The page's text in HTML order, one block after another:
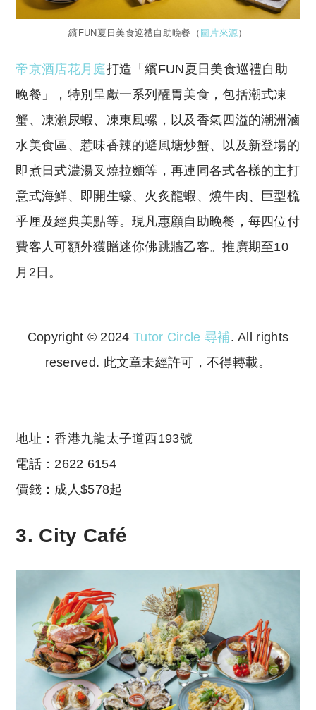
繽FUN夏日美食巡禮自助晚餐（ 圖片來源）
帝京酒店花月庭打造「繽FUN夏日美食巡禮自助
晚餐」，特別呈獻一系列醒胃美食，包括潮式凍
蟹、凍瀨尿蝦、凍東風螺，以及香氣四溢的潮洲滷
水美食區、惹味香辣的避風塘炒蟹、以及新登場的
即煮日式濃湯叉燒拉麵等，再連同各式各樣的主打
意式海鮮、即開生蠔、火炙龍蝦、燒牛肉、巨型梳
乎厘及經典美點等。現凡惠顧自助晚餐，每四位付
費客人可額外獲贈迷你佛跳牆乙客。推廣期至10
月2日。
Copyright © 2024 Tutor Circle 尋補. All rights
reserved. 此文章未經許可，不得轉載。
地址：香港九龍太子道西193號
電話：2622 6154
價錢：成人$578起
3. City Café